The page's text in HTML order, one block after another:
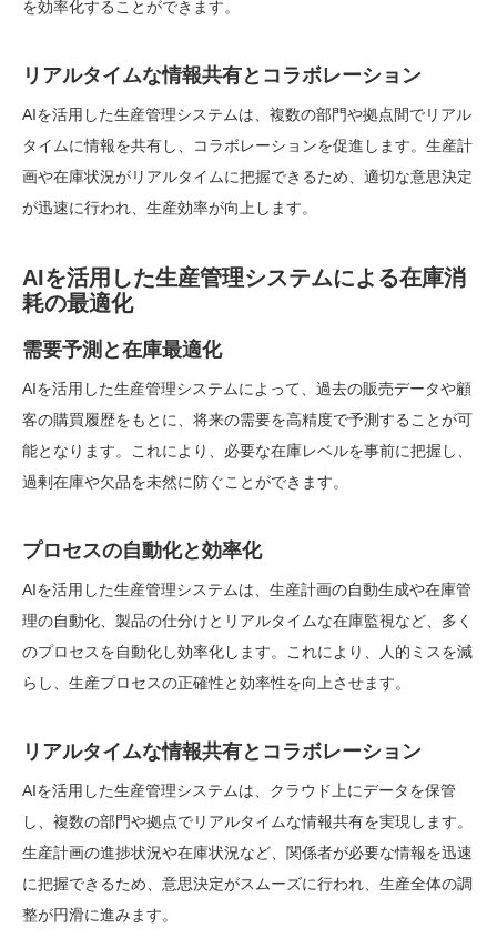
を効率化することができます。
リアルタイムな情報共有とコラボレーション
AIを活用した生産管理システムは、複数の部門や拠点間でリアル
タイムに情報を共有し、コラボレーションを促進します。生産計
画や在庫状況がリアルタイムに把握できるため、適切な意思決定
が迅速に行われ、生産効率が向上します。
AIを活用した生産管理システムによる在庫消
耗の最適化
需要予測と在庫最適化
AIを活用した生産管理システムによって、過去の販売データや顧
客の購買履歴をもとに、将来の需要を高精度で予測することが可
能となります。これにより、必要な在庫レベルを事前に把握し、
過剰在庫や欠品を未然に防ぐことができます。
プロセスの自動化と効率化
AIを活用した生産管理システムは、生産計画の自動生成や在庫管
理の自動化、製品の仕分けとリアルタイムな在庫監視など、多く
のプロセスを自動化し効率化します。これにより、人的ミスを減
らし、生産プロセスの正確性と効率性を向上させます。
リアルタイムな情報共有とコラボレーション
AIを活用した生産管理システムは、クラウド上にデータを保管
し、複数の部門や拠点でリアルタイムな情報共有を実現します。
生産計画の進捗状況や在庫状況など、関係者が必要な情報を迅速
に把握できるため、意思決定がスムーズに行われ、生産全体の調
整が円滑に進みます。